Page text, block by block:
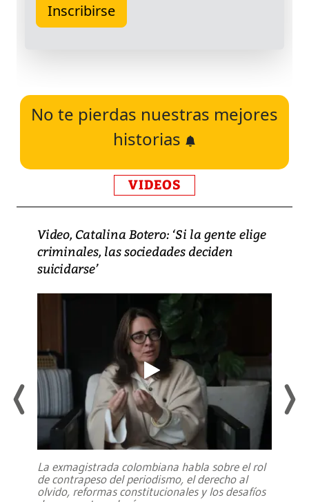
No te pierdas nuestras mejores
historias
VIDEOS
Video, Catalina Botero: ‘Si la gente elige
criminales, las sociedades deciden
suicidarse’
La exmagistrada colombiana habla sobre el rol
de contrapeso del periodismo, el derecho al
olvido, reformas constitucionales y los desafíos